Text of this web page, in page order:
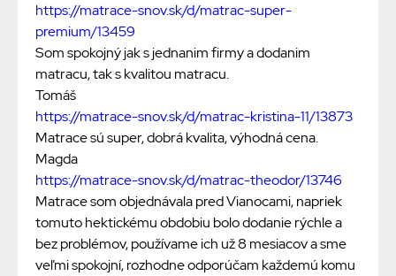
https://matrace-snov.sk/d/matrac-super-
premium/13459
Som spokojný jak s jednanim firmy a dodanim
matracu, tak s kvalitou matracu.
Tomáš
https://matrace-snov.sk/d/matrac-kristina-11/13873
Matrace sú super, dobrá kvalita, výhodná cena.
Magda
https://matrace-snov.sk/d/matrac-theodor/13746
Matrace som objednávala pred Vianocami, napriek
tomuto hektickému obdobiu bolo dodanie rýchle a
bez problémov, používame ich už 8 mesiacov a sme
veľmi spokojní, rozhodne odporúčam každemú komu